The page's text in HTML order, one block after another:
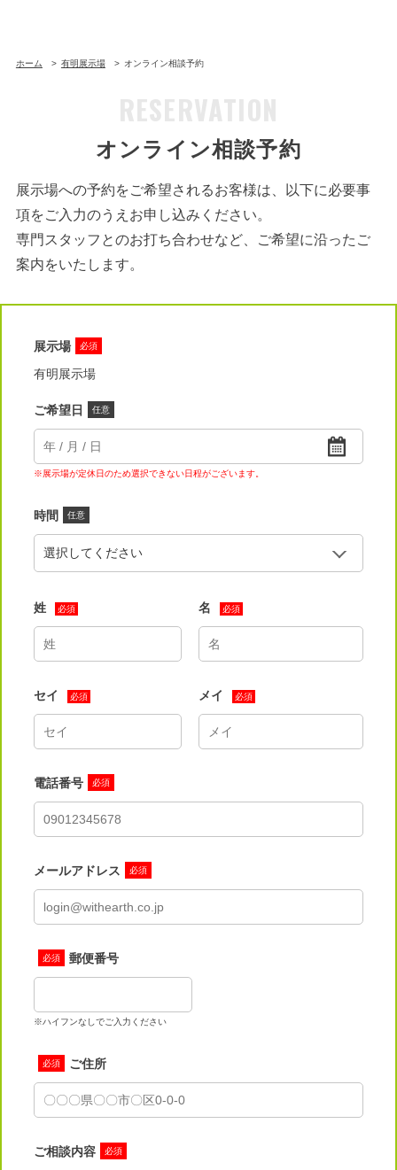
ホーム 有明展示場 オンライン相談予約
オンライン相談予約
展示場への予約をご希望されるお客様は、以下に必要事
項をご入力のうえお申し込みください。
専門スタッフとのお打ち合わせなど、ご希望に沿ったご
案内をいたします。
展示場 必須
有明展示場
ご希望日 任意
※展示場が定休日のため選択できない日程がございます。
時間 任意
姓 必須 名 必須
セイ 必須 メイ 必須
電話番号 必須
メールアドレス 必須
必須 郵便番号
※ハイフンなしでご入力ください
必須 ご住所
ご相談内容 必須